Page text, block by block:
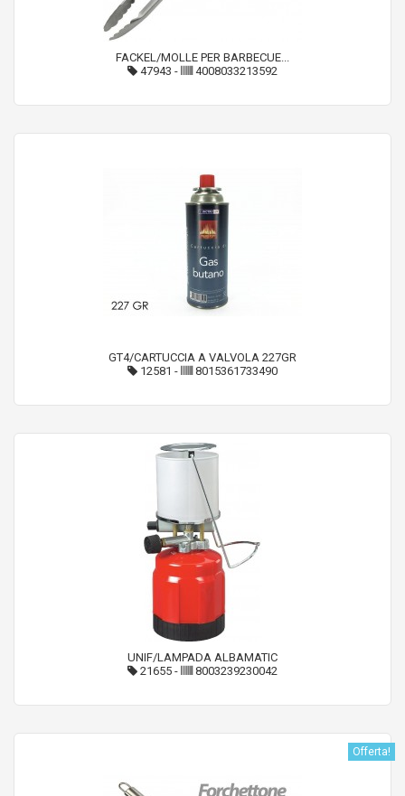
FACKEL/MOLLE PER BARBECUE...
47943 - 4008033213592
GT4/CARTUCCIA A VALVOLA 227GR
12581 - 8015361733490
UNIF/LAMPADA ALBAMATIC
21655 - 8003239230042
Offerta!